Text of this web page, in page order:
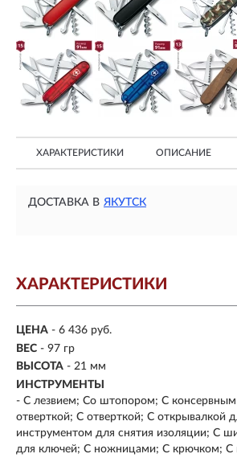
ХАРАКТЕРИСТИКИ ОПИСАНИЕ
ДОСТАВКА В ЯКУТСК
ХАРАКТЕРИСТИКИ
ЦЕНА - 6 436 руб.
ВЕС - 97 гр
ВЫСОТА - 21 мм
ИНСТРУМЕНТЫ
- С лезвием; Со штопором; С
отверткой; С отверткой; С открывалкой
инструментом для снятия изоляции; С
для ключей; С ножницами; С крючком; С